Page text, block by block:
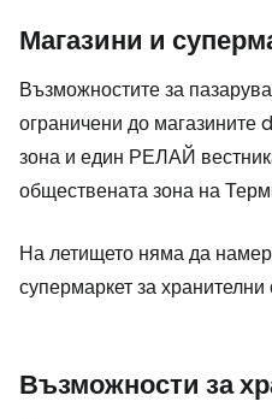
Магазини и
Възможностите за
ограничени до магазините
зона и един РЕЛАЙ
обществената зона на
На летището няма да
супермаркет за хранителни
Възможности за